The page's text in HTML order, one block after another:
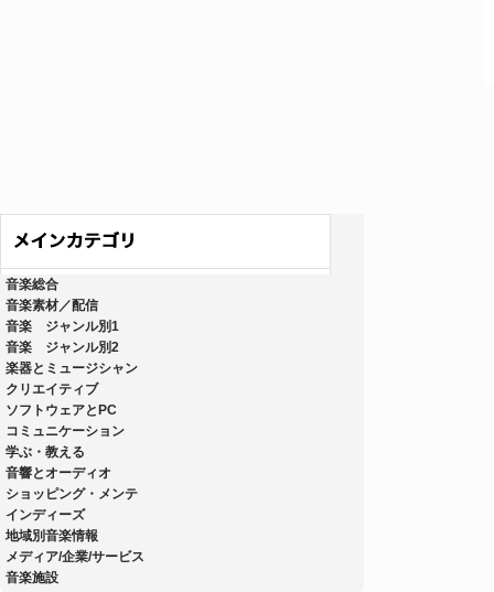
音楽総合
音楽素材／配信
音楽 ジャンル別1
音楽 ジャンル別2
楽器とミュージシャン
クリエイティブ
ソフトウェアとPC
コミュニケーション
学ぶ・教える
音響とオーディオ
ショッピング・メンテ
インディーズ
地域別音楽情報
メディア/企業/サービス
音楽施設